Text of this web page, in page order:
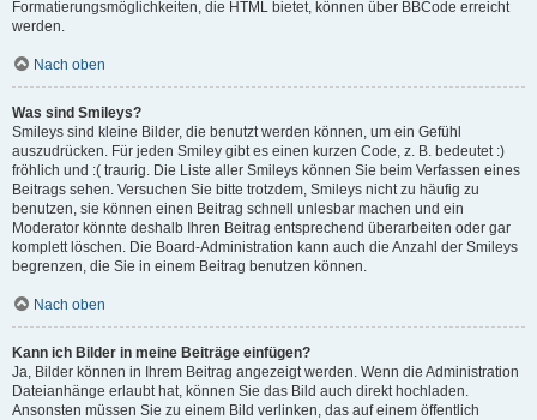
Formatierungsmöglichkeiten, die HTML bietet, können über BBCode erreicht
werden.
Nach oben
Was sind Smileys?
Smileys sind kleine Bilder, die benutzt werden können, um ein Gefühl
auszudrücken. Für jeden Smiley gibt es einen kurzen Code, z. B. bedeutet :)
fröhlich und :( traurig. Die Liste aller Smileys können Sie beim Verfassen eines
Beitrags sehen. Versuchen Sie bitte trotzdem, Smileys nicht zu häufig zu
benutzen, sie können einen Beitrag schnell unlesbar machen und ein
Moderator könnte deshalb Ihren Beitrag entsprechend überarbeiten oder gar
komplett löschen. Die Board-Administration kann auch die Anzahl der Smileys
begrenzen, die Sie in einem Beitrag benutzen können.
Nach oben
Kann ich Bilder in meine Beiträge einfügen?
Ja, Bilder können in Ihrem Beitrag angezeigt werden. Wenn die Administration
Dateianhänge erlaubt hat, können Sie das Bild auch direkt hochladen.
Ansonsten müssen Sie zu einem Bild verlinken, das auf einem öffentlich